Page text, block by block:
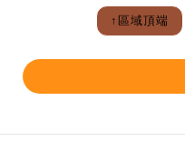
↑區域頂端